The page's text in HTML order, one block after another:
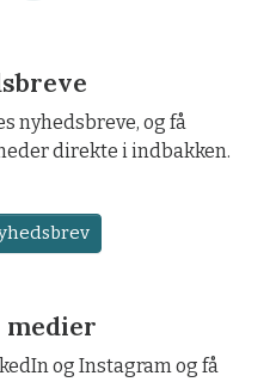
nyhedsbreve, og få
direkte i indbakken.
medier
og Instagram og få